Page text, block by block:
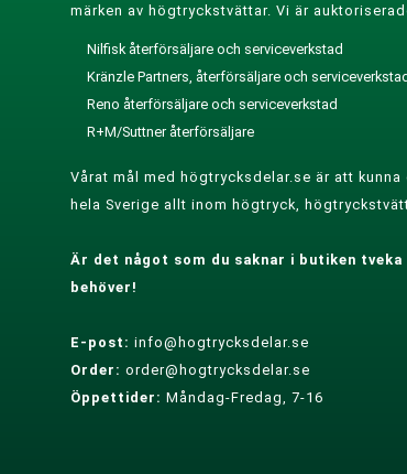
märken av högtryckstvättar. Vi är
Nilfisk återförsäljare och serviceverkstad
Kränzle Partners, återförsäljare och serviceverkstad
Reno återförsäljare och serviceverkstad
R+M/Suttner återförsäljare
Vårat mål med högtrycksdelar.se är att
hela Sverige allt inom högtryck,
Är det något som du saknar i butiken
behöver!
E-post: info@hogtrycksdelar.se
Order: order@hogtrycksdelar.se
Öppettider: Måndag-Fredag, 7-16